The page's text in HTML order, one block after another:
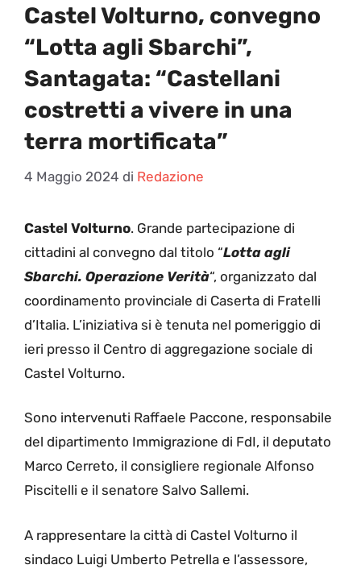
Castel Volturno, convegno
“Lotta agli Sbarchi”,
Santagata: “Castellani
costretti a vivere in una
terra mortificata”
4 Maggio 2024 di Redazione
Castel Volturno. Grande partecipazione di
cittadini al convegno dal titolo “Lotta agli
Sbarchi. Operazione Verità“, organizzato dal
coordinamento provinciale di Caserta di Fratelli
d’Italia. L’iniziativa si è tenuta nel pomeriggio di
ieri presso il Centro di aggregazione sociale di
Castel Volturno.
Sono intervenuti Raffaele Paccone, responsabile
del dipartimento Immigrazione di FdI, il deputato
Marco Cerreto, il consigliere regionale Alfonso
Piscitelli e il senatore Salvo Sallemi.
A rappresentare la città di Castel Volturno il
sindaco Luigi Umberto Petrella e l’assessore,